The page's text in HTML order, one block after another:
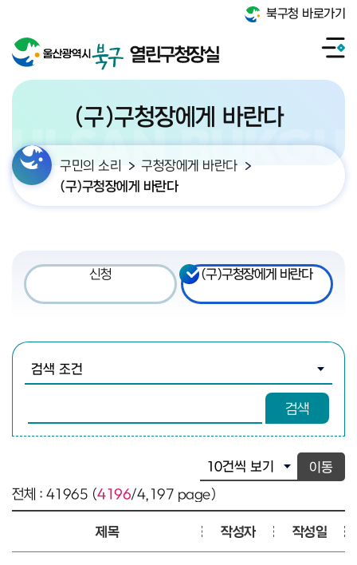
북구청 바로가기
열린구청장실
(구)구청장에게 바란다
구민의 소리
구청장에게 바란다
(구)구청장에게 바란다
신청 (구)구청장에게 바란다
검색
이동
전체 : 41965 (4196/4,197 page)
제목 작성자 작성일